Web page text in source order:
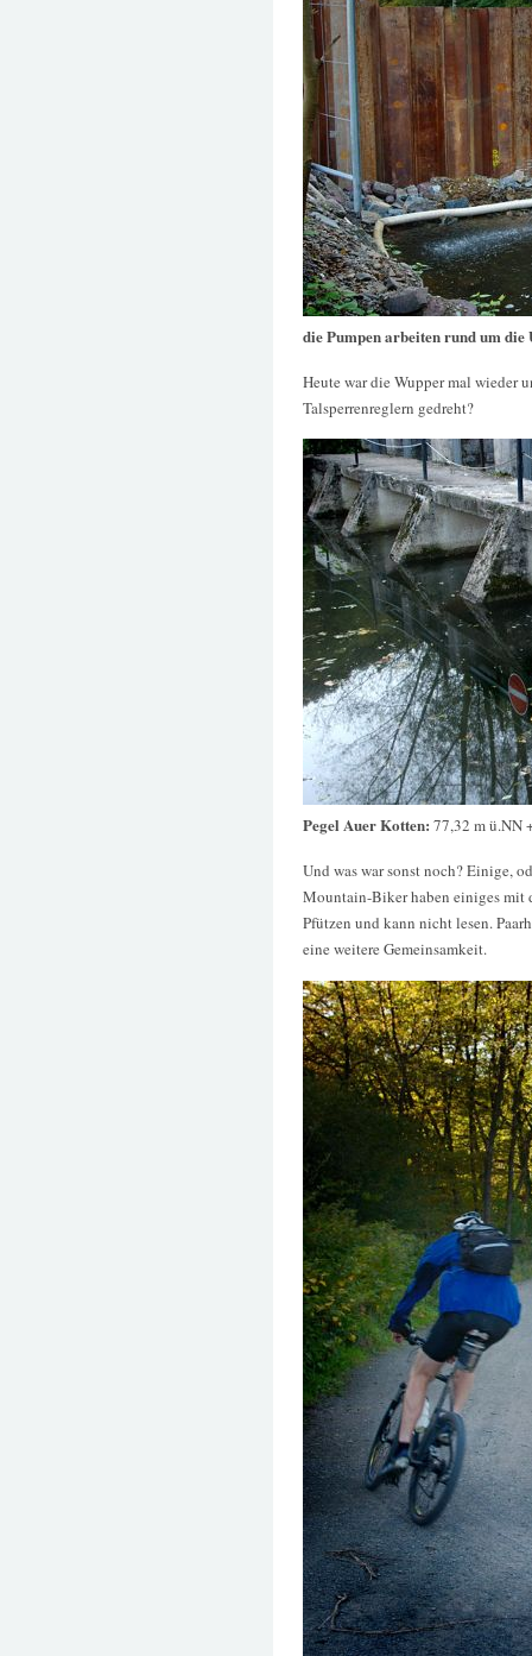
die Pumpen arbeiten rund um die
Heute war die Wupper mal wieder
Talsperrenreglern gedreht?
Pegel Auer Kotten: 77,32 m ü.NN
Und was war sonst noch? Einige,
Mountain-Biker haben einiges mit
Pfützen und kann nicht lesen.
eine weitere Gemeinsamkeit.